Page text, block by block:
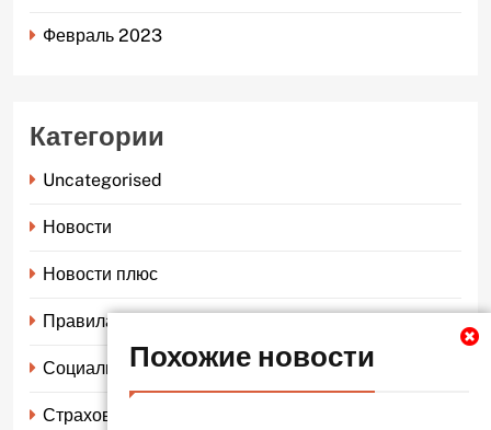
Похожие новости
Февраль 2023
Категории
Uncategorised
Новости
Новости плюс
Правила страхования
Социальное страхование
Страхование автомобиля